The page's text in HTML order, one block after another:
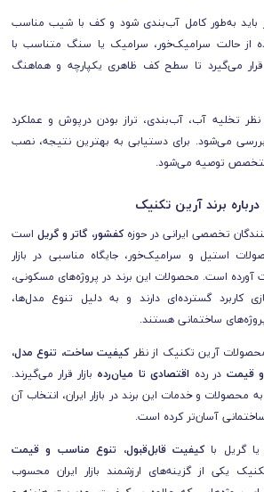
باید به‌طور کامل آب‌بندی شود و کف با شیب مناسب
از حالت سرامیک‌خور، سرامیک یا سنگ متناسب با
می‌گیرد تا سطح کف ظاهری یکپارچه و هماهنگ
نظر تخلیه آب، آب‌بندی، تراز بودن درپوش و عملکرد
می‌شود. برای دستیابی به بهترین نتیجه، نصب
توصیه می‌شود.
برند آرین تکنیک
تخصصی ایرانی در حوزهکفشور، گاتر و گریلاست
استیل و سرامیک‌خور، جایگاه مناسبی در بازار
است. محصولات این برند در پروژه‌های مسکونی،
کاربرد گسترده‌ای دارند و به دلیل تنوع مدل‌ها،
ساختمانی هستند.
محصولات آرین تکنیک از نظرکیفیت ساخت، تنوع مدل،
و قیمت در رده اقتصادی تا میان‌رده بازار قرار می‌گیرند.
و خدمات این برند در بازار ایران، انتخاب آن
ساختمانی آسان‌تر کرده است.
یا گریل باکیفیت قابل‌قبول، تنوع مناسب و قیمت
یکی از گزینه‌های ارزشمند بازار ایران محسوب